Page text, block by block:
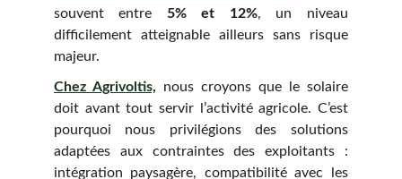
souvent entre 5% et 12%, un niveau
difficilement atteignable ailleurs sans risque
majeur.
Chez Agrivoltis, nous croyons que le solaire
doit avant tout servir l’activité agricole. C’est
pourquoi nous privilégions des solutions
adaptées aux contraintes des exploitants :
intégration paysagère, compatibilité avec les